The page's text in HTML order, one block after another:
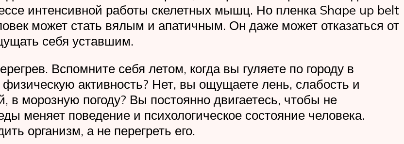
интенсивной работы скелетных мышц. Но пленка Shape up belt
может стать вялым и апатичным. Он даже может отказаться от
себя уставшим.
Вспомните себя летом, когда вы гуляете по городу в
активность? Нет, вы ощущаете лень, слабость и
в морозную погоду? Вы постоянно двигаетесь, чтобы не
меняет поведение и психологическое состояние человека.
организм, а не перегреть его.